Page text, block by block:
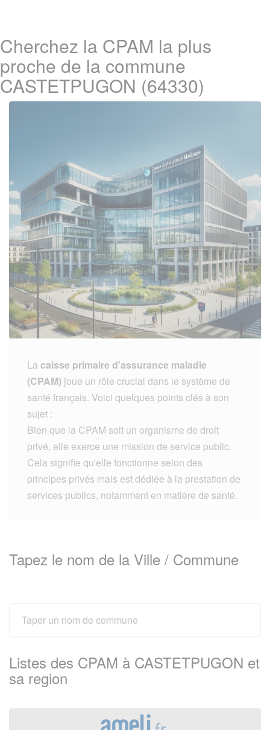
Cherchez la CPAM la plus
proche de la commune
CASTETPUGON (64330)
Lacaisse primaire d'assurance maladie
(CPAM) joue un rôle crucial dans le système de
santé français. Voici quelques points clés à son
sujet :
Bien que la CPAM soit un organisme de droit
privé, elle exerce une mission de service public.
Cela signifie qu'elle fonctionne selon des
principes privés mais est dédiée à la prestation de
services publics, notamment en matière de santé.
Tapez le nom de la Ville / Commune
Listes des CPAM à CASTETPUGON et
sa region